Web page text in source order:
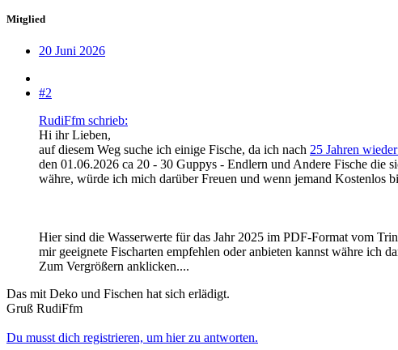
Mitglied
20 Juni 2026
#2
RudiFfm schrieb:
Hi ihr Lieben,
auf diesem Weg suche ich einige Fische, da ich nach 25 Jahren
den 01.06.2026 ca 20 - 30 Guppys - Endlern und Andere Fische die
währe, würde ich mich darüber Freuen und wenn jemand Kostenlos
Hier sind die Wasserwerte für das Jahr 2025 im PDF-Format vom
mir geeignete Fischarten empfehlen oder anbieten kannst währe ich
Zum Vergrößern anklicken....
Das mit Deko und Fischen hat sich erlädigt.
Gruß RudiFfm
Du musst dich registrieren, um hier zu antworten.